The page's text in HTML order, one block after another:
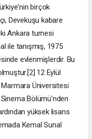
birçok
Devekuşu kabare
Ankara turnesi
ile tanışmış, 1975
evlenmişlerdir. Bu
12 Eylül
Marmara Üniversitesi
Bölümü'nden
yüksek lisans
Kemal Sunal